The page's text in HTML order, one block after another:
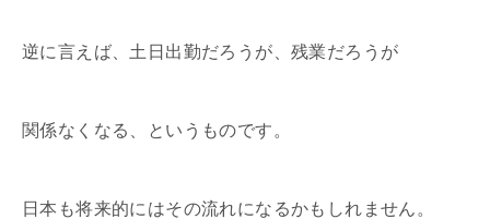
逆に言えば、土日出勤だろうが、残業だろうが
関係なくなる、というものです。
日本も将来的にはその流れになるかもしれません。